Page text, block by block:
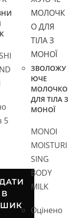
5
В
ЗВОЛОЖУ
ЮЧЕ
МОЛОЧКО
ДЛЯ ТІЛА З
МОНОЇ
MONOI
MOISTURI
SING
BODY
MILK
Оцінено